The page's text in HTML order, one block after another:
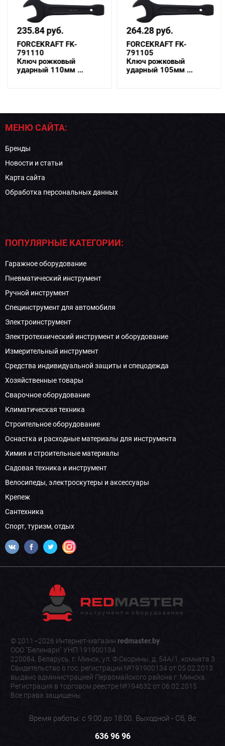
235.84 руб.
FORCEKRAFT FK-
791110
Ключ рожковый
ударный 110мм ...
264.28 руб.
FORCEKRAFT FK-
791105
Ключ рожковый
ударный 105мм ...
МЕНЮ САЙТА:
Бренды
Новости и статьи
Карта сайта
Обработка персональных данных
ПОПУЛЯРНЫЕ КАТЕГОРИИ:
Гаражное оборудование
Пневматический инструмент
Ручной инструмент
Специнструмент для автомобиля
Электроинструмент
Электротехнический инструмент и оборудование
Измерительный инструмент
Средства индивидуальной защиты и спецодежда
Хозяйственные товары
Сварочное оборудование
Климатическая техника
Строительное оборудование
Оснастка и расходные материалы для инструмента
Химия и строительные материалы
Садовая техника и инструмент
Велосипеды, электроскутеры и аксессуары
Крепеж
Сантехника
Спорт, туризм, отдых
© 2011–2026 Интернет-магазин redmaster.by.
ООО "Белинари" УНП 191900134
220084, Беларусь, г. Минск, ул. Ф.Скорины, д. 54А/1, комната 3
Свидетельство о гос. регистрации №191900134 от 05.02.2013
выдано администрацией Первомайского района г. Минска.
Регистрация в торговом реестре №194632 от 06.02.2015
Все права защищены
Время работы: с 9:00 до 18:00. Выходной - Сб, Вс
636 96 96